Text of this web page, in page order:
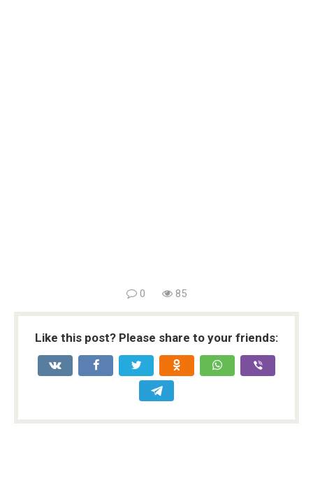
0 85
Like this post? Please share to your friends: